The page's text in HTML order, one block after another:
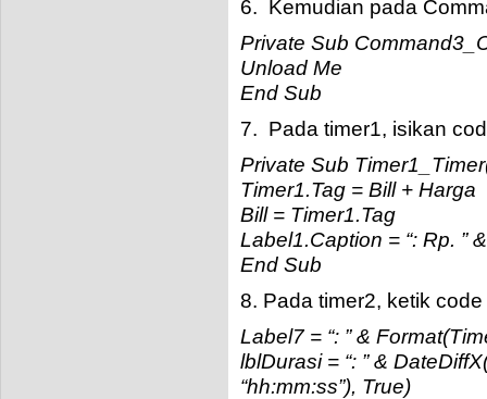
6. Kemudian pada
Private Sub
Unload Me
End Sub
7. Pada timer1, isikan
Private Sub
Timer1.Tag = Bill + Harga
Bill = Timer1.Tag
Label1.Caption = “: Rp. ” &
End Sub
8. Pada timer2, ketik
Label7 = “: ” &
lblDurasi = “: ” &
“hh:mm:ss”), True)